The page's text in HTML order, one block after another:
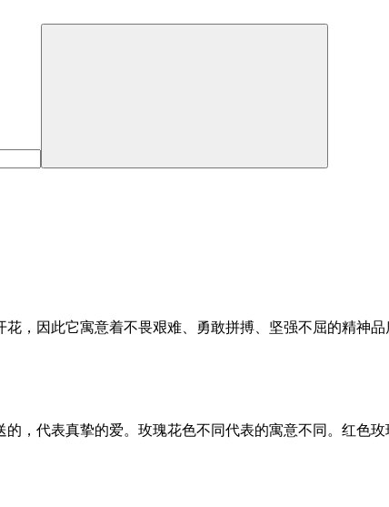
，因此它寓意着不畏艰难、勇敢拼搏、坚强不屈的精神
，代表真挚的爱。玫瑰花色不同代表的寓意不同。红色